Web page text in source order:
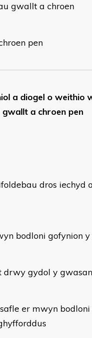
gwallt a chroen
pen
a diogel o weithio
a chroen pen
dros iechyd
bodloni gofynion y
drwy gydol y
er mwyn